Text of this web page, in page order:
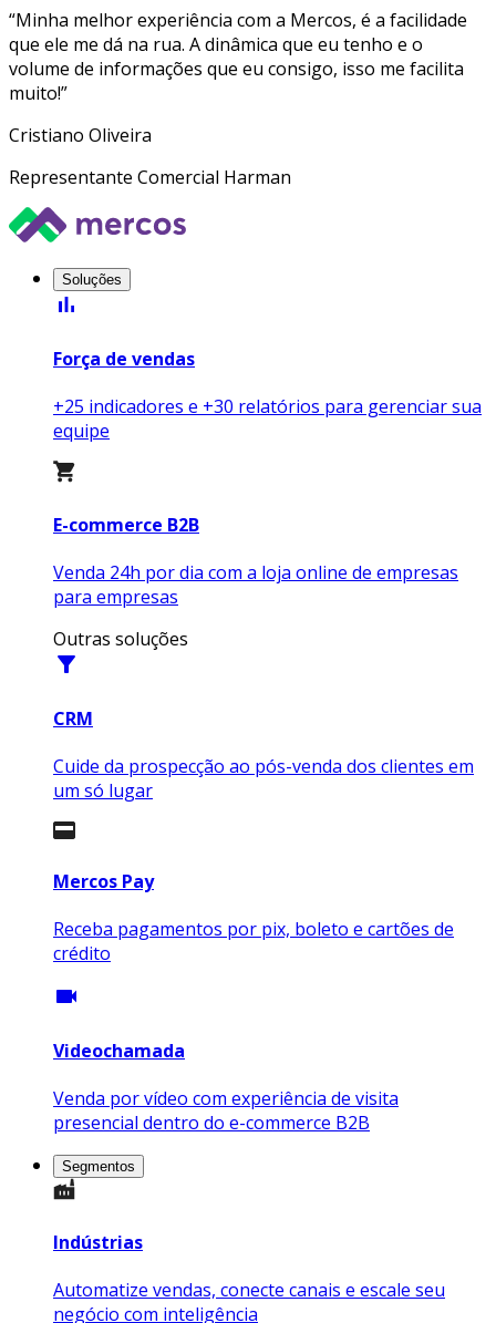
“Minha melhor experiência com a Mercos, é a facilidade
que ele me dá na rua. A dinâmica que eu tenho e o
volume de informações que eu consigo, isso me facilita
muito!”
Cristiano Oliveira
Representante Comercial Harman
Pular
para
conteúdoSoluções
bar_chart
Força de vendas
+25 indicadores e +30 relatórios para gerenciar sua
equipe
E-commerce B2B
Venda 24h por dia com a loja online de empresas
para empresas
Outras soluções
filter_alt
CRM
Cuide da prospecção ao pós-venda dos clientes em
um só lugar
Mercos Pay
Receba pagamentos por pix, boleto e cartões de
crédito
videocam
Videochamada
Venda por vídeo com experiência de visita
presencial dentro do e-commerce B2B
Segmentos
Indústrias
Automatize vendas, conecte canais e escale seu
negócio com inteligência